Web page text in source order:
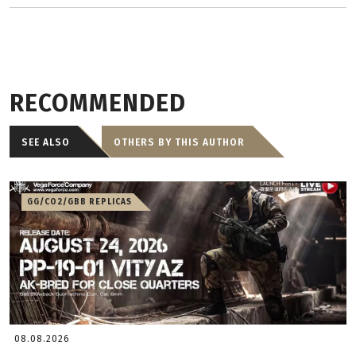
RECOMMENDED
SEE ALSO OTHERS BY THIS AUTHOR
GG/CO2/GBB REPLICAS
08.08.2026